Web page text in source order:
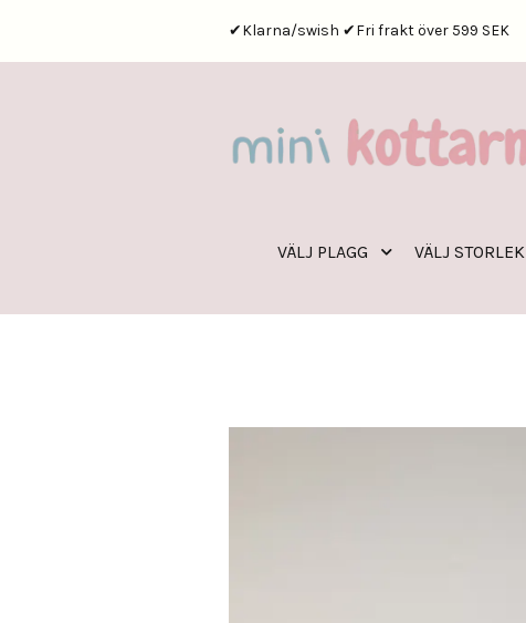
✔Klarna/swish ✔Fri frakt över 599 SEK
VÄLJ PLAGG VÄLJ STORLEK